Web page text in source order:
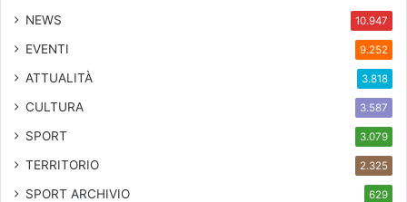
NEWS 10.947
EVENTI 9.252
ATTUALITÀ 3.818
CULTURA 3.587
SPORT 3.079
TERRITORIO 2.325
SPORT ARCHIVIO 629